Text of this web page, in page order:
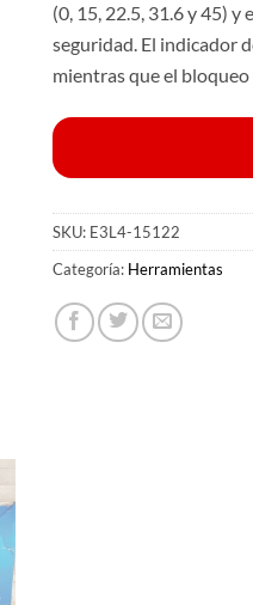
(0, 15, 22.5, 31.6 y 45)
seguridad. El indicador
mientras que el
SKU: E3L4-15122
Categoría: Herramientas